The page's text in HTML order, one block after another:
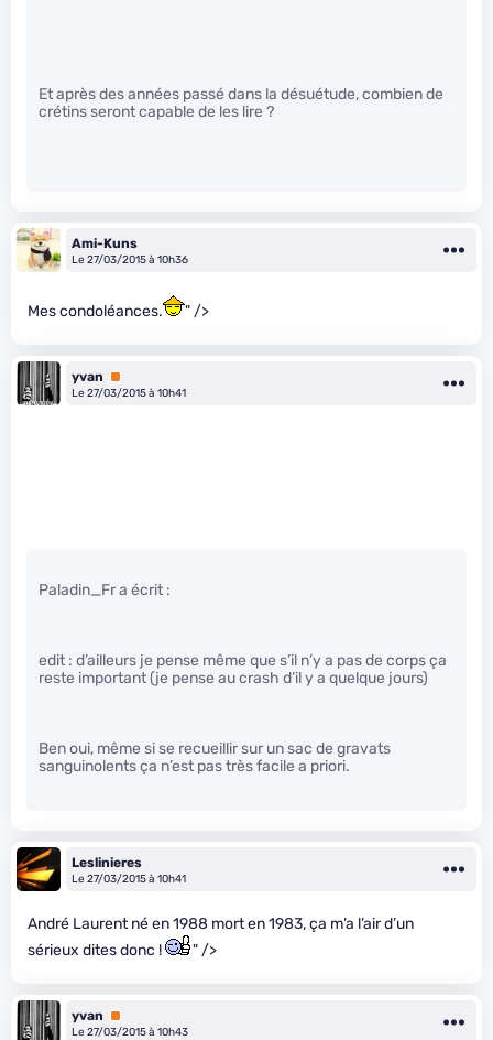
Et après des années passé dans la désuétude, combien de
crétins seront capable de les lire ?
Ami-Kuns
Le 27/03/2015 à 10h36
Mes condoléances. " />
yvan
Premium
Le 27/03/2015 à 10h41
Paladin_Fr a écrit :
edit : d’ailleurs je pense même que s’il n’y a pas de corps ça
reste important (je pense au crash d’il y a quelque jours)
Ben oui, même si se recueillir sur un sac de gravats
sanguinolents ça n’est pas très facile a priori.
Leslinieres
Le 27/03/2015 à 10h41
André Laurent né en 1988 mort en 1983, ça m’a l’air d’un
sérieux dites donc !
" />
yvan
Premium
Le 27/03/2015 à 10h43